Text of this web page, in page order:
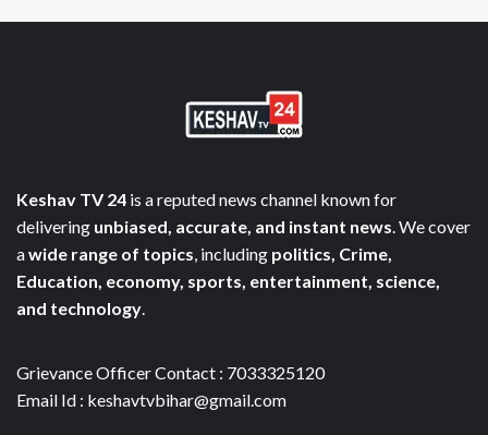
Keshav TV 24 is a reputed news channel known for
delivering unbiased, accurate, and instant news . We cover
awide range of topics , including politics, Crime,
Education, economy, sports, entertainment, science,
and technology
Grievance Officer Contact : 7033325120
Email Id : keshavtvbihar@gmail.com